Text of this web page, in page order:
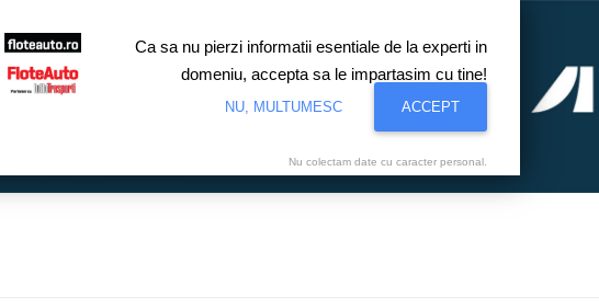
Ca sa nu pierzi informatii esentiale de la experti in
domeniu, accepta sa le impartasim cu tine!
NU, MULTUMESC ACCEPT
Nu colectam date cu caracter personal.